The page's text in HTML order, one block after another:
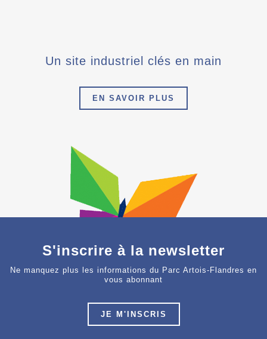
Un site industriel clés en main
EN SAVOIR PLUS
S'inscrire à la newsletter
Ne manquez plus les informations du Parc Artois-Flandres en
vous abonnant
JE M'INSCRIS